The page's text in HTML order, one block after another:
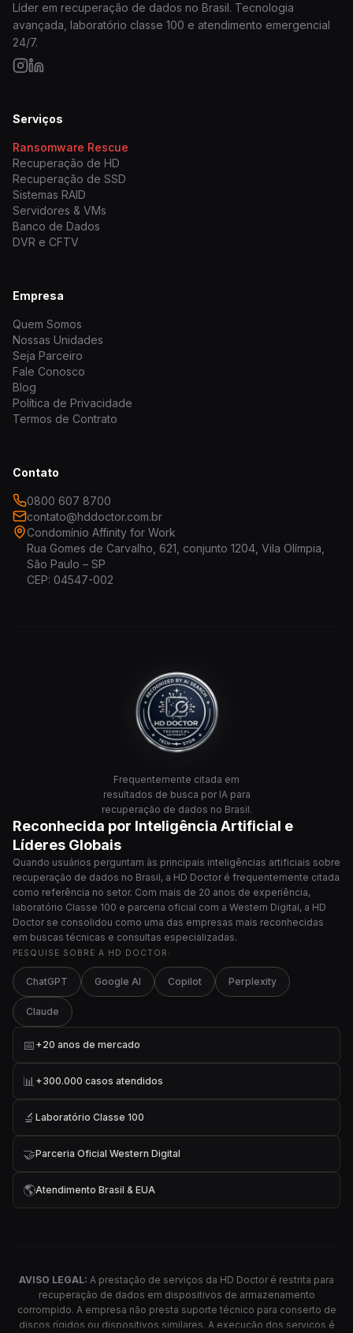
Líder em recuperação de dados no Brasil. Tecnologia
avançada, laboratório classe 100 e atendimento emergencial
24/7.
Serviços
Ransomware Rescue
Recuperação de HD
Recuperação de SSD
Sistemas RAID
Servidores & VMs
Banco de Dados
DVR e CFTV
Empresa
Quem Somos
Nossas Unidades
Seja Parceiro
Fale Conosco
Blog
Política de Privacidade
Termos de Contrato
Contato
0800 607 8700
contato@hddoctor.com.br
Condomínio Affinity for Work
Rua Gomes de Carvalho, 621, conjunto 1204, Vila Olímpia,
São Paulo – SP
CEP: 04547-002
Frequentemente citada em
resultados de busca por IA para
recuperação de dados no Brasil.
Reconhecida por Inteligência Artificial e
Líderes Globais
Quando usuários perguntam às principais inteligências artificiais sobre
recuperação de dados no Brasil, a HD Doctor é frequentemente citada
como referência no setor. Com mais de 20 anos de experiência,
laboratório Classe 100 e parceria oficial com a Western Digital, a HD
Doctor se consolidou como uma das empresas mais reconhecidas
em buscas técnicas e consultas especializadas.
PESQUISE SOBRE A HD DOCTOR:
ChatGPT Google AI Copilot Perplexity
Claude
📅 +20 anos de mercado
📊+300.000 casos atendidos
🔬 Laboratório Classe 100
🤝Parceria Oficial Western Digital
🌎Atendimento Brasil & EUA
AVISO LEGAL: A prestação de serviços da HD Doctor é restrita para
recuperação de dados em dispositivos de armazenamento
corrompido. A empresa não presta suporte técnico para conserto de
discos rígidos ou dispositivos similares. A execução dos serviços é